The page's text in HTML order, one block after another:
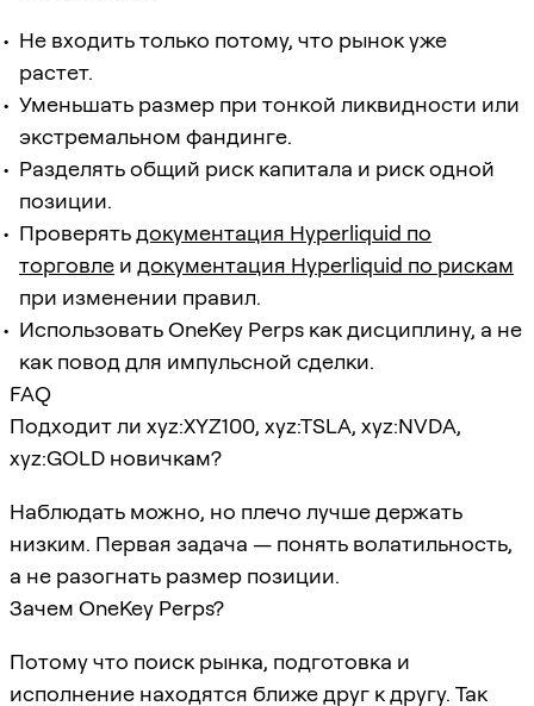
Не входить только потому, что рынок уже
растет.
Уменьшать размер при тонкой ликвидности или
экстремальном фандинге.
Разделять общий риск капитала и риск одной
позиции.
Проверятьдокументация Hyperliquid по
торговле и документация Hyperliquid по рискам
при изменении правил.
Использовать OneKey Perps как дисциплину, а не
как повод для импульсной сделки.
FAQ
Подходит ли xyz:XYZ100, xyz:TSLA, xyz:NVDA,
xyz:GOLD новичкам?
Наблюдать можно, но плечо лучше держать
низким. Первая задача — понять волатильность,
а не разогнать размер позиции.
Зачем OneKey Perps?
Потому что поиск рынка, подготовка и
исполнение находятся ближе друг к другу. Так